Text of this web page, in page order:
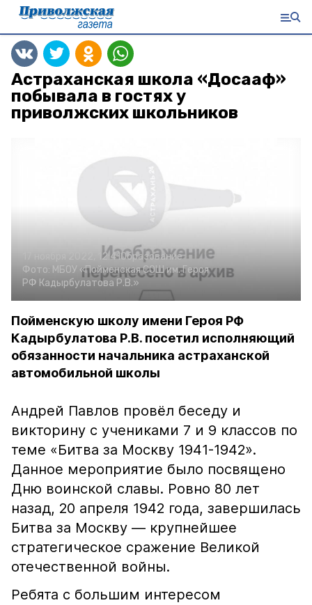
Астраханская школа «Досааф»
побывала в гостях у
приволжских школьников
17 ноября 2022, 12:41Образование
Фото: МБОУ «Пойменская СОШ им. Героя
РФ Кадырбулатова Р.В.»
Пойменскую школу имени Героя РФ
Кадырбулатова Р.В. посетил исполняющий
обязанности начальника астраханской
автомобильной школы
Андрей Павлов провёл беседу и
викторину с учениками 7 и 9 классов по
теме «Битва за Москву 1941-1942».
Данное мероприятие было посвящено
Дню воинской славы. Ровно 80 лет
назад, 20 апреля 1942 года, завершилась
Битва за Москву — крупнейшее
стратегическое сражение Великой
отечественной войны.
Ребята с большим интересом